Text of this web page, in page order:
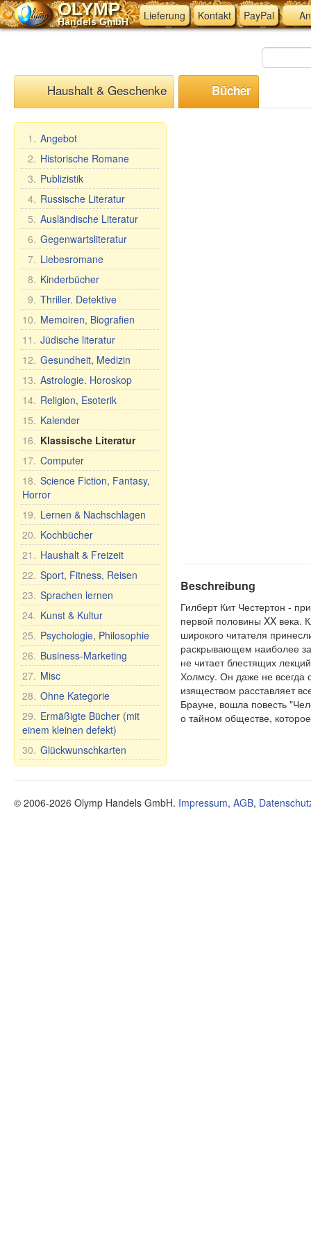
OLYMP
Handels GmbH Lieferung Kontakt PayPal
Haushalt & Geschenke Bücher
1. Angebot
2. Historische Romane
3. Publizistik
4. Russische Literatur
5. Ausländische Literatur
6. Gegenwartsliteratur
7. Liebesromane
8. Kinderbücher
9. Thriller. Detektive
10. Memoiren, Biografien
11. Jüdische literatur
12. Gesundheit, Medizin
13. Astrologie. Horoskop
14. Religion, Esoterik
15. Kalender
16. Klassische Literatur
17. Computer
18. Science Fiction, Fantasy,
Horror
19. Lernen & Nachschlagen
20. Kochbücher
21. Haushalt & Freizeit
22. Sport, Fitness, Reisen
23. Sprachen lernen
24. Kunst & Kultur
25. Psychologie, Philosophie
26. Business-Marketing
27. Misc
28. Ohne Kategorie
29. Ermäßigte Bücher (mit
einem kleinen defekt)
30. Glückwunschkarten
Beschreibung
Гилберт Кит Честертон -
первой половины XX века.
широкого читателя
раскрывающем наиболее
не читает блестящих
Холмсу. Он даже не всегда
изяществом расставляет
Брауне, вошла повесть
о тайном обществе,
© 2006-2026 Olymp Handels GmbH. Impressum, AGB,